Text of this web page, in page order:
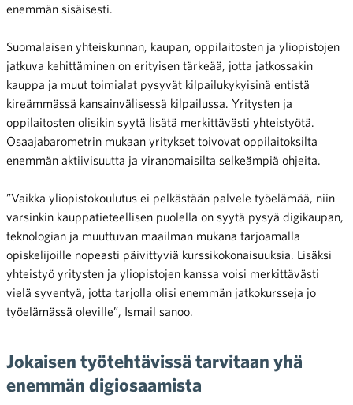
enemmän sisäisesti.
Suomalaisen yhteiskunnan, kaupan, oppilaitosten ja yliopistojen
jatkuva kehittäminen on erityisen tärkeää, jotta jatkossakin
kauppa ja muut toimialat pysyvät kilpailukykyisinä entistä
kireämmässä kansainvälisessä kilpailussa. Yritysten ja
oppilaitosten olisikin syytä lisätä merkittävästi yhteistyötä.
Osaajabarometrin mukaan yritykset toivovat oppilaitoksilta
enemmän aktiivisuutta ja viranomaisilta selkeämpiä ohjeita.
”Vaikka yliopistokoulutus ei pelkästään palvele työelämää, niin
varsinkin kauppatieteellisen puolella on syytä pysyä digikaupan,
teknologian ja muuttuvan maailman mukana tarjoamalla
opiskelijoille nopeasti päivittyviä kurssikokonaisuuksia. Lisäksi
yhteistyö yritysten ja yliopistojen kanssa voisi merkittävästi
vielä syventyä, jotta tarjolla olisi enemmän jatkokursseja jo
työelämässä oleville”, Ismail sanoo.
Jokaisen työtehtävissä tarvitaan yhä
enemmän digiosaamista